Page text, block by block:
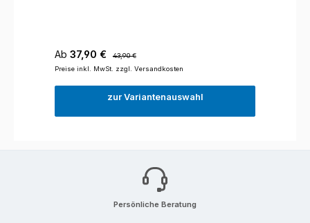
Verkaufspreis:
Ab 37,90 € Regulärer Preis:
43,90 €
Preise inkl. MwSt. zzgl. Versandkosten
zur Variantenauswahl
Persönliche Beratung